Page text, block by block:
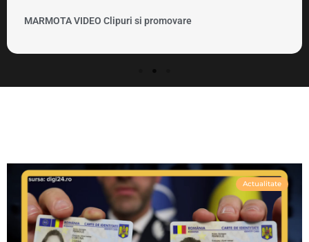
MARMOTA VIDEO Clipuri si promovare
Actualitate